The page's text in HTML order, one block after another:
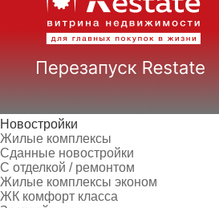
Новостройки
Жилые комплексы
Сданные новостройки
С отделкой / ремонтом
Жилые комплексы эконом
ЖК комфорт класса